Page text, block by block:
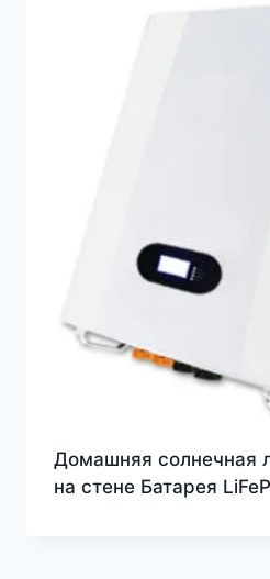
Домашняя солнечная
на стене Батарея